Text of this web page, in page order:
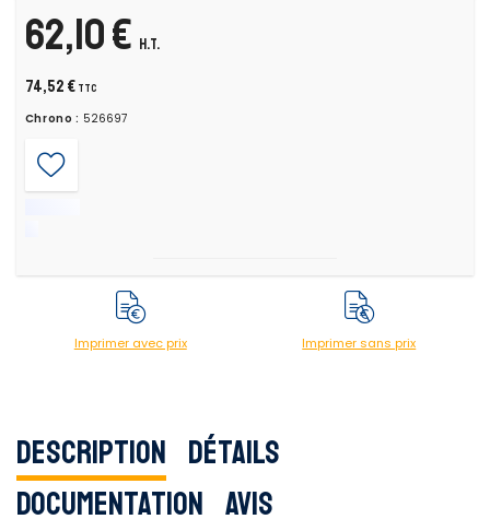
62,10 € H.T.
74,52 € TTC
Chrono : 526697
Imprimer avec prix Imprimer sans prix
Description Détails
Documentation Avis